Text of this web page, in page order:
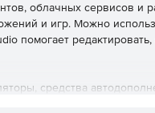
облачных сервисов и
и игр. Можно
помогает редактировать,
средства